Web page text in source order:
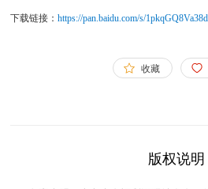
下载链接： https://pan.baidu.com/s/
收藏
版权说明